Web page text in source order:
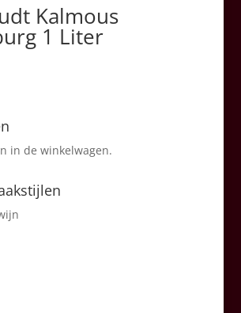
Kalmous
1 Liter
in de winkelwagen.